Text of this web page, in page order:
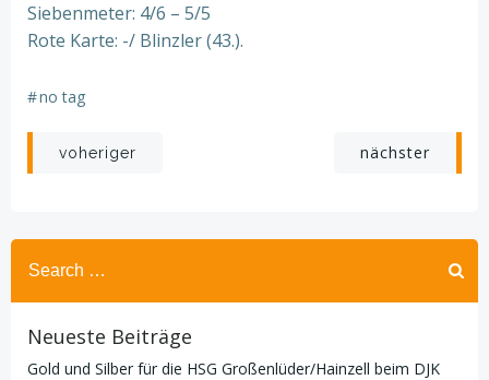
Siebenmeter: 4/6 – 5/5
Rote Karte: -/ Blinzler (43.).
#no tag
Beitragsnavigation
voheriger nächster
Search
for:
Neueste Beiträge
Gold und Silber für die HSG Großenlüder/Hainzell beim DJK